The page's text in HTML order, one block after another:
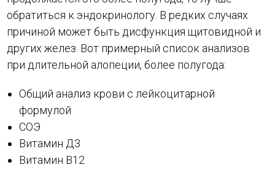
обратиться к эндокринологу. В редких случаях
причиной может быть дисфункция щитовидной и
других желез. Вот примерный список анализов
при длительной алопеции, более полугода:
Общий анализ крови с лейкоцитарной
формулой
СОЭ
Витамин Д3
Витамин В12